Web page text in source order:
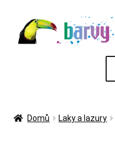
Přeskočit
na
Přejít
Domů Laky a lazury